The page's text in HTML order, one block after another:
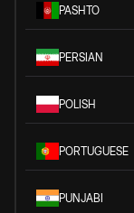
PASHTO
PERSIAN
POLISH
PORTUGUESE
PUNJABI